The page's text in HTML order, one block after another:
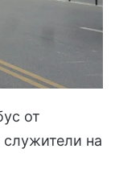
от
служители на